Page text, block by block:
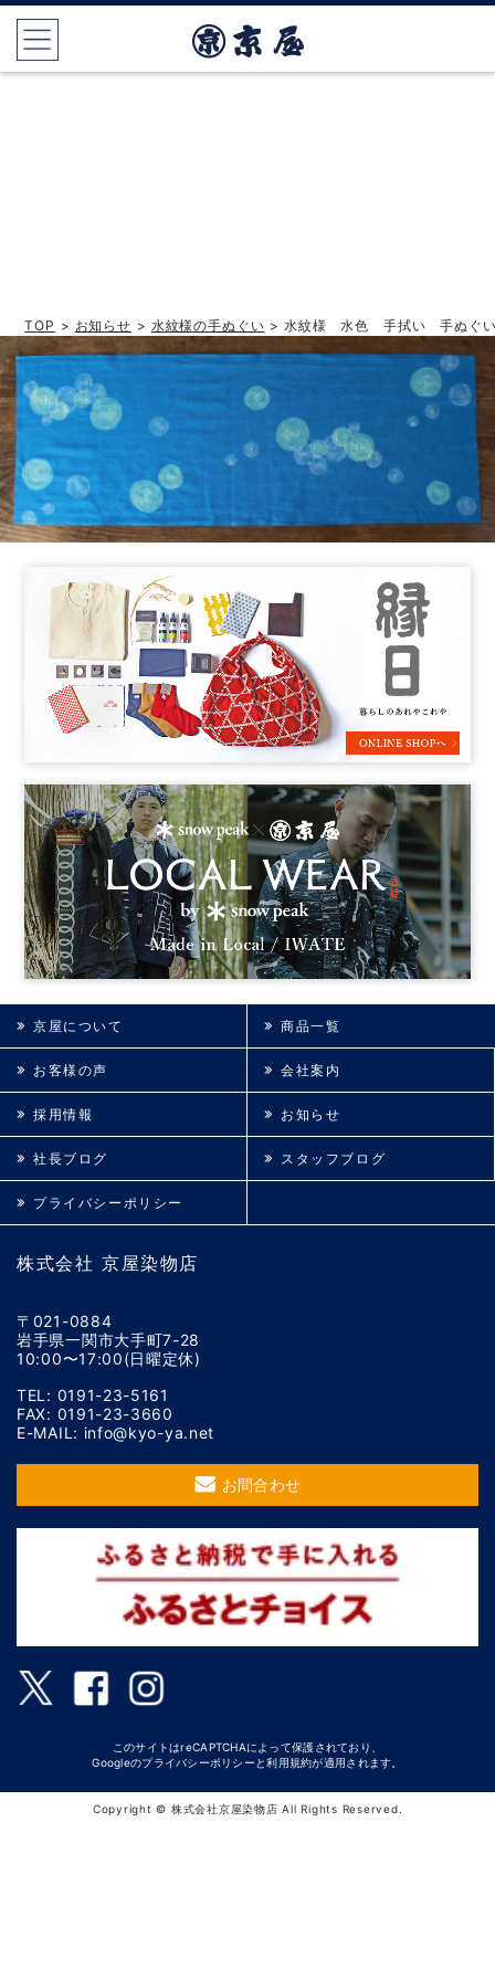
TOP > お知らせ > 水紋様の手ぬぐい > 水紋様 水色 手拭い 手ぬぐ
株式会社 京屋染物店
〒021-0884
岩手県一関市大手町7-28
10:00〜17:00(日曜定休)
TEL: 0191-23-5161
FAX: 0191-23-3660
E-MAIL: info@kyo-ya.net
お問合わせ
京屋について 商品一覧
お客様の声 会社案内
採用情報 お知らせ
社長ブログ スタッフブログ
プライバシーポリシー
このサイトはreCAPTCHAによって保護されており、
Googleのプライバシーポリシー と利用規約が適用されます。
Copyright © 株式会社京屋染物店 All Rights Reserved.